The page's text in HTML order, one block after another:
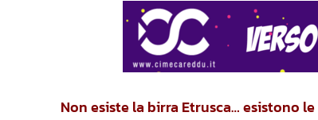
Non esiste la birra Etrusca… esistono